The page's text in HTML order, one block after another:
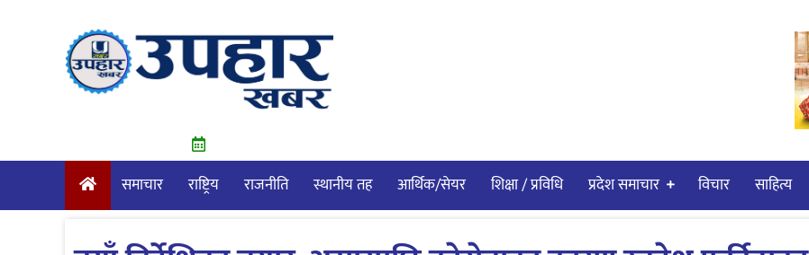
समाचार राष्ट्रिय राजनीति स्थानीय तह आर्थिक/सेयर शिक्षा / प्रविधि प्रदेश समाचार विचार साहित्य